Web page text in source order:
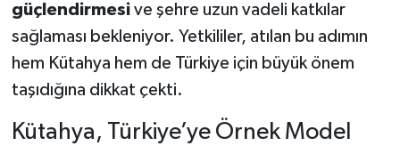
güçlendirmesive şehre uzun vadeli katkılar
sağlaması bekleniyor. Yetkililer, atılan bu adımın
hem Kütahya hem de Türkiye için büyük önem
taşıdığına dikkat çekti.
Kütahya, Türkiye’ye Örnek Model